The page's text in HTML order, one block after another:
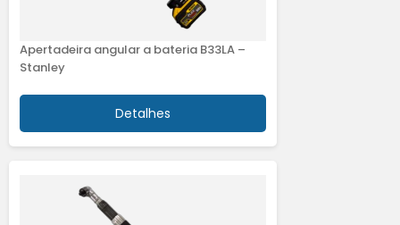
Apertadeira angular a bateria B33LA –
Stanley
Detalhes